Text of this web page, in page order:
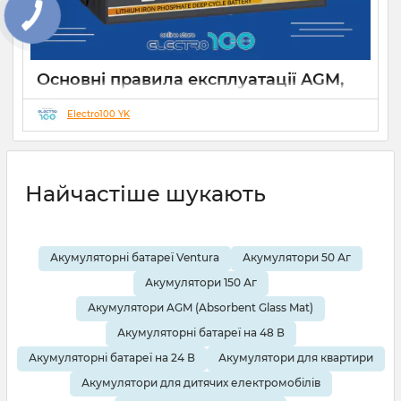
Основні правила експлуатації AGM,
GEL, LiFePO4 акумуляторів
Electro100 YK
Найчастіше шукають
Акумуляторні батареї Ventura
Акумулятори 50 Аг
Акумулятори 150 Аг
Акумулятори AGM (Absorbent Glass Mat)
Акумуляторні батареї на 48 В
Акумуляторні батареї на 24 В
Акумулятори для квартири
Акумулятори для дитячих електромобілів